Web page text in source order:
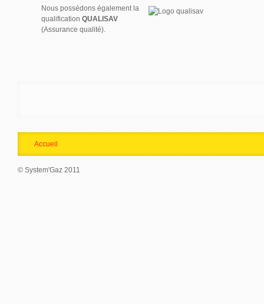
Nous possédons également la
qualification QUALISAV
(Assurance qualité).
Accueil
© System'Gaz 2011